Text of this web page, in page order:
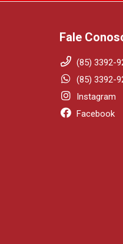
Fale
(85) 3392-
(85) 3392-
Instagram
Facebook